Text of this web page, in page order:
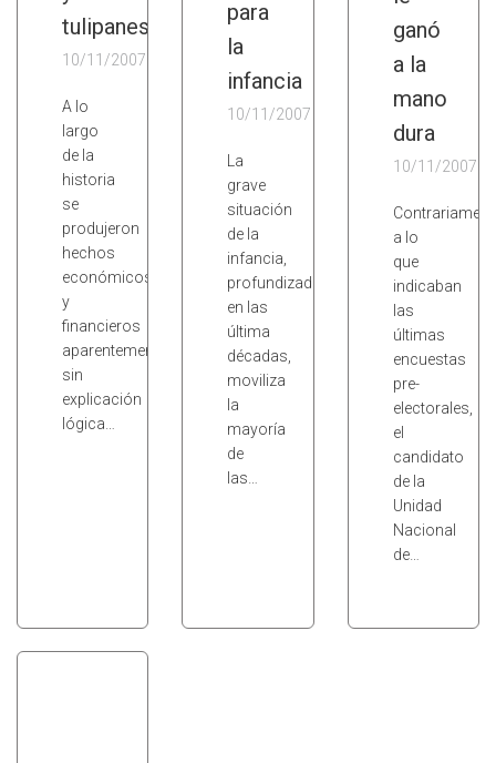
tulipanes
10/11/2007
A lo
largo
de la
historia
se
produjeron
hechos
económicos
y
financieros
aparentemente
sin
explicación
lógica…
para
la
infancia
10/11/2007
La
grave
situación
de la
infancia,
profundizada
en las
última
décadas,
moviliza
la
mayoría
de
las…
ganó
a la
mano
dura
10/11/2007
a lo
que
indicaban
las
últimas
encuestas
pre-
electorales,
el
candidato
de la
Unidad
Nacional
de…